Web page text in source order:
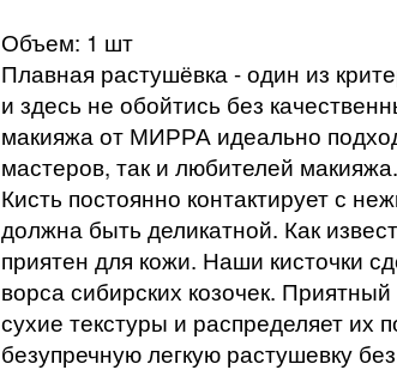
Объем: 1 шт
Плавная растушёвка - один из
и здесь не обойтись без
макияжа от МИРРА идеально
мастеров, так и любителей макияжа.
Кисть постоянно контактирует с
должна быть деликатной. Как
приятен для кожи. Наши кисточки
ворса сибирских козочек.
сухие текстуры и распределяет их
безупречную легкую растушевку